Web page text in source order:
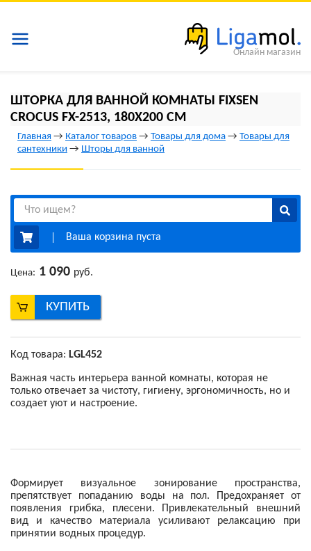
ШТОРКА ДЛЯ ВАННОЙ КОМНАТЫ FIXSEN
CROCUS FX-2513, 180Х200 СМ
Главная → Каталог товаров → Товары для дома → Товары для
сантехники → Шторы для ванной
Ваша корзина пуста
Цена: 1 090 руб.
КУПИТЬ
Код товара: LGL452
Важная часть интерьера ванной комнаты, которая не
только отвечает за чистоту, гигиену, эргономичность, но и
создает уют и настроение.
Формирует визуальное зонирование пространства,
препятствует попаданию воды на пол. Предохраняет от
появления грибка, плесени. Привлекательный внешний
вид и качество материала усиливают релаксацию при
принятии водных процедур.
Онлайн магазин